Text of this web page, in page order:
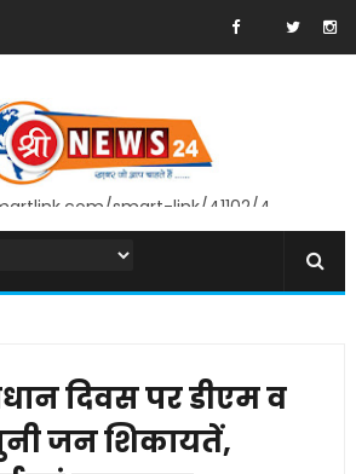
smart-link/41102/4
दिवस पर डीएम व
जन शिकायतें,